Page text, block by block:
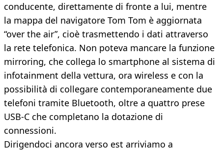
conducente, direttamente di fronte a lui, mentre
la mappa del navigatore Tom Tom è aggiornata
“over the air”, cioè trasmettendo i dati attraverso
la rete telefonica. Non poteva mancare la funzione
mirroring, che collega lo smartphone al sistema di
infotainment della vettura, ora wireless e con la
possibilità di collegare contemporaneamente due
telefoni tramite Bluetooth, oltre a quattro prese
USB-C che completano la dotazione di
connessioni.
Dirigendoci ancora verso est arriviamo a